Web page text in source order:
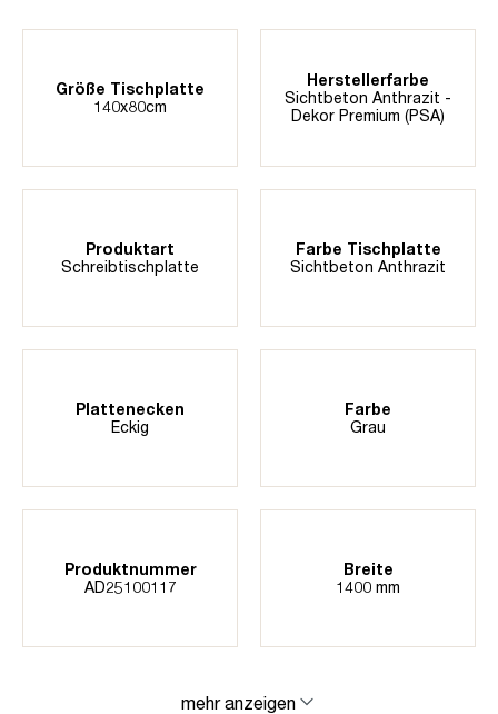
Größe Tischplatte
140x80cm
Herstellerfarbe
Sichtbeton Anthrazit -
Dekor Premium (PSA)
Produktart
Schreibtischplatte
Farbe Tischplatte
Sichtbeton Anthrazit
Plattenecken
Eckig
Farbe
Grau
Produktnummer
AD25100117
Breite
1400 mm
mehr anzeigen